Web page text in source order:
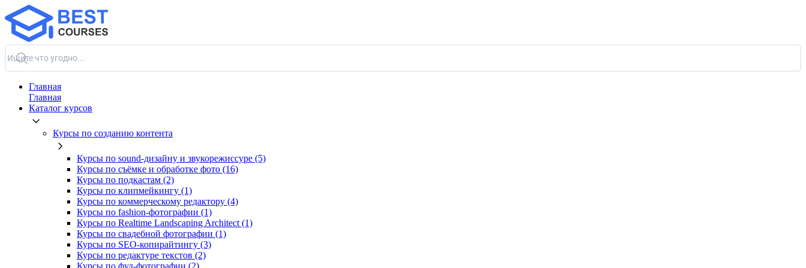
Главная
Главная
Каталог курсов
Курсы по созданию контента
Курсы по sound-дизайну и звукорежиссуре (5)
Курсы по съёмке и обработке фото (16)
Курсы по подкастам (2)
Курсы по клипмейкингу (1)
Курсы по коммерческому редактору (4)
Курсы по fashion-фотографии (1)
Курсы по Realtime Landscaping Architect (1)
Курсы по свадебной фотографии (1)
Курсы по SEO-копирайтингу (3)
Курсы по редактуре текстов (2)